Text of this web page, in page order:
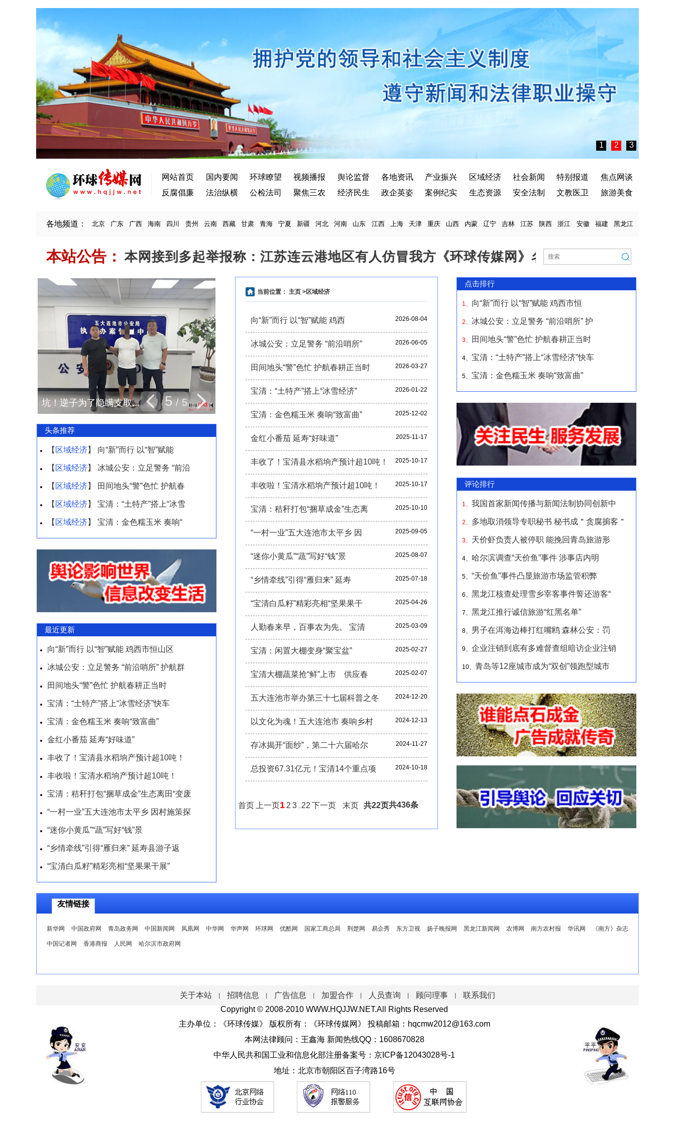
1 2 3
网站首页 国内要闻 环球瞭望 视频播报 舆论监督 各地资讯 产业振兴 区域经济 社会新闻 特别报道
焦点网谈
反腐倡廉
法治纵横 公检法司 聚焦三农 经济民生 政企英姿 案例纪实 生态资源 安全法制 文教医卫 旅游美食
各地频道： 北京 广东 广西 海南 四川 贵州 云南 西藏 甘肃 青海 宁夏 新疆 河北 河南 山东 江西 上海 天津 重庆 山西 内蒙 辽宁 吉林 江苏 陕西 浙江 安徽 福建 黑龙江
本站公告：
严正声明 本网接到多起举报称：江苏连云港地区有人仿冒我方《环球传媒网》名称及制作假冒网页和
坑！逆子为了隐瞒支取... 5 / 5
头条推荐
【 区域经济】 向“新”而行 以“智”赋能
【 区域经济】 冰城公安：立足警务 “前沿
【 区域经济】 田间地头“警”色忙 护航春
【 区域经济】 宝清：“土特产”搭上“冰雪
【 区域经济】 宝清：金色糯玉米 奏响“
最近更新
向“新”而行 以“智”赋能 鸡西市恒山区
冰城公安：立足警务 “前沿哨所” 护航群
田间地头“警”色忙 护航春耕正当时
宝清：“土特产”搭上“冰雪经济”快车
宝清：金色糯玉米 奏响“致富曲”
金红小番茄 延寿“好味道”
丰收了！宝清县水稻垧产预计超10吨！
丰收啦！宝清水稻垧产预计超10吨！
宝清：秸秆打包“捆草成金”生态离田“变废
“一村一业”五大连池市太平乡 因村施策探
“迷你小黄瓜”“蔬”写好“钱”景
“乡情牵线”引得“雁归来” 延寿县游子返
“宝清白瓜籽”精彩亮相“坚果果干展”
当前位置： 主页 >区域经济
向“新”而行 以“智”赋能 鸡西 2026-08-04
冰城公安：立足警务 “前沿哨所” 2026-06-05
田间地头“警”色忙 护航春耕正当时 2026-03-27
宝清：“土特产”搭上“冰雪经济” 2026-01-22
宝清：金色糯玉米 奏响“致富曲” 2025-12-02
金红小番茄 延寿“好味道” 2025-11-17
丰收了！宝清县水稻垧产预计超10吨！ 2025-10-17
丰收啦！宝清水稻垧产预计超10吨！ 2025-10-17
宝清：秸秆打包“捆草成金”生态离 2025-10-10
“一村一业”五大连池市太平乡 因 2025-09-05
“迷你小黄瓜”“蔬”写好“钱”景 2025-08-07
“乡情牵线”引得“雁归来” 延寿 2025-07-18
“宝清白瓜籽”精彩亮相“坚果果干 2025-04-26
人勤春来早，百事农为先。 宝清 2025-03-09
宝清：闲置大棚变身“聚宝盆” 2025-02-27
宝清大棚蔬菜抢“鲜”上市 供应春 2025-02-07
五大连池市举办第三十七届科普之冬 2024-12-20
以文化为魂！五大连池市 奏响乡村 2024-12-13
存冰揭开“面纱”，第二十六届哈尔 2024-11-27
总投资67.31亿元！宝清14个重点项 2024-10-18
首页 上一页1 2 3 ..22 下一页 末页 共22页共436条
点击排行
1、 向“新”而行 以“智”赋能 鸡西市恒
2、 冰城公安：立足警务 “前沿哨所” 护
3、 田间地头“警”色忙 护航春耕正当时
4、 宝清：“土特产”搭上“冰雪经济”快车
5、 宝清：金色糯玉米 奏响“致富曲”
评论排行
1、我国首家新闻传播与新闻法制协同创新中
2、 多地取消领导专职秘书 秘书成＂贪腐掮客＂
3、 天价虾负责人被停职 能挽回青岛旅游形
4、 哈尔滨调查“天价鱼”事件 涉事店内明
5、“天价鱼”事件凸显旅游市场监管积弊
6、黑龙江核查处理雪乡宰客事件誓还游客“
7、黑龙江推行诚信旅游“红黑名单”
8、 男子在洱海边棒打红嘴鸥 森林公安：罚
9、企业注销到底有多难督查组暗访企业注销
10、青岛等12座城市成为“双创”领跑型城市
友情链接
新华网 中国政府网 青岛政务网 中国新闻网 凤凰网 中华网 华声网 环球网 优酷网 国家工商总局 荆楚网 易企秀 东方卫视 扬子晚报网 黑龙江新闻网 农博网 南方农村报 华讯网 《南方》杂志
中国记者网 香港商报 人民网 哈尔滨市政府网
关于本站 招聘信息 广告信息 加盟合作 人员查询 顾问理事
联系我们
Copyright © 2008-2010 WWW.HQJJW.NET.All Rights Reserved
主办单位：《环球传媒》 版权所有：《环球传媒网》 投稿邮箱：hqcmw2012@163.com
本网法律顾问：王鑫海 新闻热线QQ：1608670828
中华人民共和国工业和信息化部注册备案号： 京ICP备12043028号-1
地址：北京市朝阳区百子湾路16号